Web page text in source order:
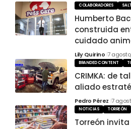
COLABORADORES
Humberto
construida
cuidado
Lily Quirino 7
BRANDED CONTENT
CRIMKA: de
aliado
Pedro Pérez 7
NOTICIAS TORREÓN
Torreón